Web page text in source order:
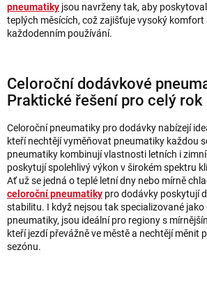
pneumatiky jsou navrženy tak, aby
teplých měsících, což zajišťuje vysoký komfort
každodenním používání.
Celoroční dodávkové
Praktické řešení pro celý rok
Celoroční pneumatiky pro dodávky nabízejí
kteří nechtějí vyměňovat pneumatiky každou
pneumatiky kombinují vlastnosti letních i
poskytují spolehlivý výkon v širokém spektru
Ať už se jedná o teplé letní dny nebo mírně
celoroční pneumatiky pro dodávky poskytují
stabilitu. I když nejsou tak specializované jako
pneumatiky, jsou ideální pro regiony s
kteří jezdí převážně ve městě a nechtějí měnit
sezónu.